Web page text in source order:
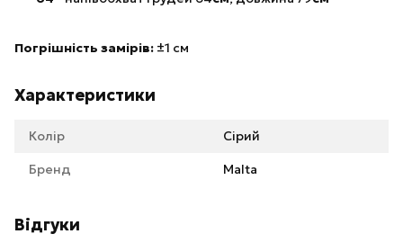
Погрішність замірів: ±1 см
Характеристики
Колір Сірий
Бренд Malta
Відгуки